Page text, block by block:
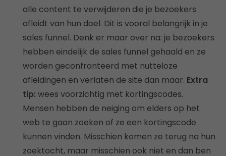
alle content te verwijderen die je bezoekers
afleidt van hun doel. Dit is vooral belangrijk in je
sales funnel. Denk er maar over na: je bezoekers
hebben eindelijk de sales funnel gehaald en ze
worden geconfronteerd met nutteloze
afleidingen en verlaten de site dan maar. Extra
tip: wees voorzichtig met kortingscodes.
Mensen hebben de neiging om elders op het
web te gaan zoeken of ze een kortingscode
kunnen vinden. Misschien komen ze terug na hun
zoektocht, maar misschien ook niet en dan ben